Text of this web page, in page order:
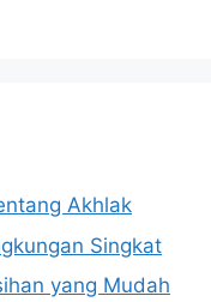
Akhlak
Singkat
yang Mudah